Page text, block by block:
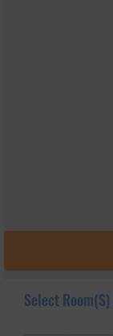
Select Room(s)